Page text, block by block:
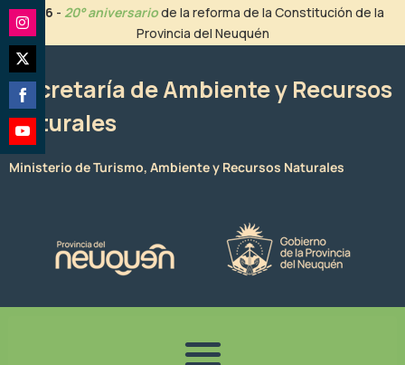
contenido
2026 - 20° aniversariode la reforma de la Constitución de la
Provincia del Neuquén
Secretaría de Ambiente y Recursos
Naturales
Ministerio de Turismo, Ambiente y Recursos Naturales
Share
on
Instagram
Share
on
Twitter
Share
on
Facebook
Share
on